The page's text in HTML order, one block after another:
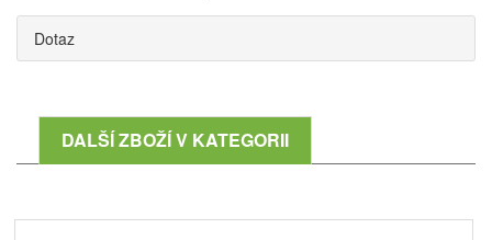
Dotaz
DALŠÍ ZBOŽÍ V KATEGORII